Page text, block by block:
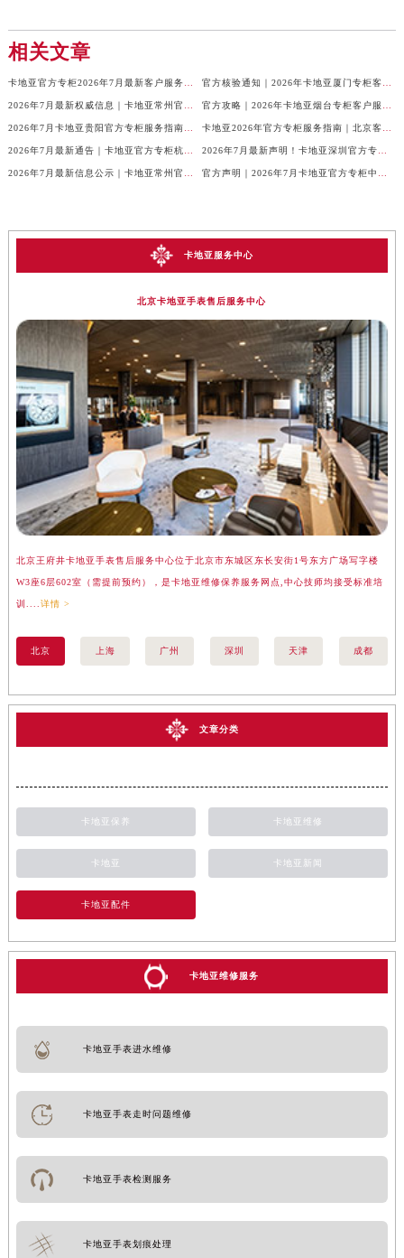
相关文章
卡地亚官方专柜2026年7月最新客户服务电话，中国区信息权威发布 官方核验通知｜2026年卡地亚厦门专柜客服电话及服务热线7月最新版
2026年7月最新权威信息｜卡地亚常州官方专柜客户服务电话公告 官方攻略｜2026年卡地亚烟台专柜客户服务电话及热线更新
2026年7月卡地亚贵阳官方专柜服务指南｜客户热线+门店信息+服务电话 卡地亚2026年官方专柜服务指南｜北京客户热线7月最新版，一篇搞定
2026年7月最新通告｜卡地亚官方专柜杭州客户服务热线，专柜信息整合版 2026年7月最新声明！卡地亚深圳官方专柜服务电话+门店信息全面核验
2026年7月最新信息公示｜卡地亚常州官方专柜客服热线，权威核验攻略 官方声明｜2026年7月卡地亚官方专柜中国区客户服务电话及门店核验
卡地亚服务中心
北京卡地亚手表售后服务中心
北京王府井卡地亚手表售后服务中心位于北京市东城区东长安街1号东方广场写字楼
W3座6层602室（需提前预约），是卡地亚维修保养服务网点,中心技师均接受标准培
训.... 详情 >
北京 上海 广州 深圳 天津 成都
文章分类
卡地亚保养 卡地亚维修
卡地亚 卡地亚新闻
卡地亚配件
卡地亚维修服务
卡地亚手表进水维修
卡地亚手表走时问题维修
卡地亚手表检测服务
卡地亚手表划痕处理